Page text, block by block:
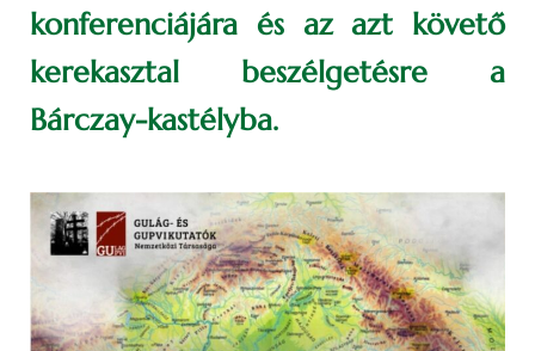
konferenciájára és az azt követő
kerekasztal beszélgetésre a
Bárczay-kastélyba.